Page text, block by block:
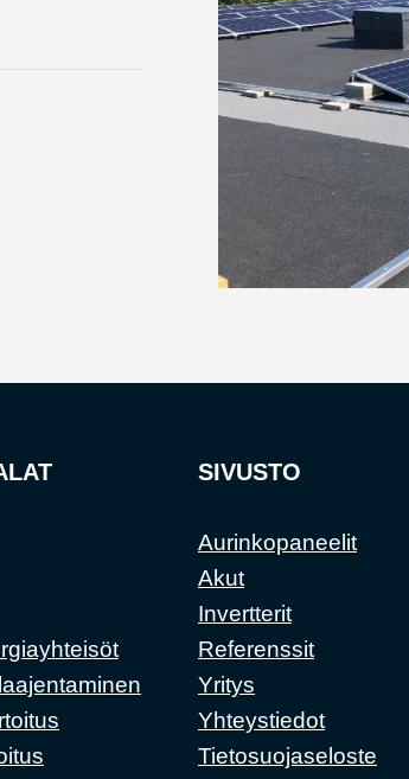
SIVUSTO
Aurinkopaneelit
Akut
Invertterit
Referenssit
Yritys
Yhteystiedot
Tietosuojaseloste